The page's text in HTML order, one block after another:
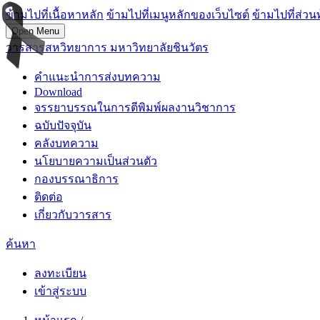
ข้ามไปที่เนื้อหาหลัก ข้ามไปที่เมนูหลักของเว็บไซต์ ข้ามไปที่ส่วน
Open Menu
วารสารสหวิทยาการ มหาวิทยาลัยชินวัตร
คำแนะนำการส่งบทความ
Download
จรรยาบรรณในการตีพิมพ์ผลงานวิชาการ
ฉบับปัจจุบัน
คลังบทความ
นโยบายความเป็นส่วนตัว
กองบรรณาธิการ
ติดต่อ
เกี่ยวกับวารสาร
ค้นหา
ลงทะเบียน
เข้าสู่ระบบ